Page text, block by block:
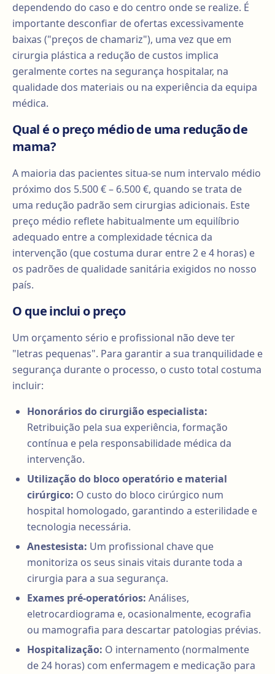
dependendo do caso e do centro onde se realize. É
importante desconfiar de ofertas excessivamente
baixas ("preços de chamariz"), uma vez que em
cirurgia plástica a redução de custos implica
geralmente cortes na segurança hospitalar, na
qualidade dos materiais ou na experiência da equipa
médica.
Qual é o preço médio de uma redução de
mama?
A maioria das pacientes situa-se num intervalo médio
próximo dos 5.500 € – 6.500 €, quando se trata de
uma redução padrão sem cirurgias adicionais. Este
preço médio reflete habitualmente um equilíbrio
adequado entre a complexidade técnica da
intervenção (que costuma durar entre 2 e 4 horas) e
os padrões de qualidade sanitária exigidos no nosso
país.
O que inclui o preço
Um orçamento sério e profissional não deve ter
"letras pequenas". Para garantir a sua tranquilidade e
segurança durante o processo, o custo total costuma
incluir:
Honorários do cirurgião especialista:
Retribuição pela sua experiência, formação
contínua e pela responsabilidade médica da
intervenção.
Utilização do bloco operatório e material
cirúrgico: O custo do bloco cirúrgico num
hospital homologado, garantindo a esterilidade e
tecnologia necessária.
Anestesista: Um profissional chave que
monitoriza os seus sinais vitais durante toda a
cirurgia para a sua segurança.
Exames pré-operatórios: Análises,
eletrocardiograma e, ocasionalmente, ecografia
ou mamografia para descartar patologias prévias.
Hospitalização: O internamento (normalmente
de 24 horas) com enfermagem e medicação para